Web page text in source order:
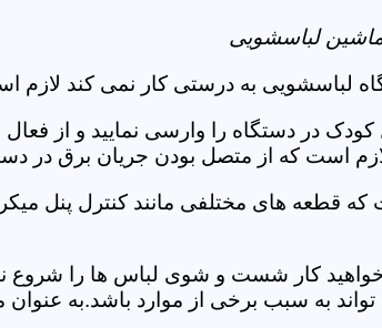
لباسشویی
لباسشویی به درستی کار نمی کند لازم
کودک در دستگاه را وارسی نمایید و از
لازم است که از متصل بودن جریان برق در
که قطعه های مختلفی مانند کنترل پنل
خواهید کار شست و شوی لباس ها را شروع
به سبب برخی از موارد باشد.به